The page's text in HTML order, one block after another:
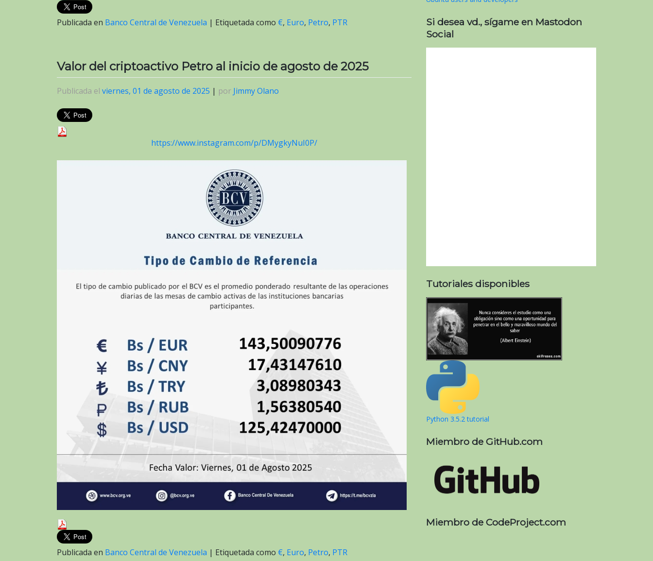
Publicada en Banco Central de Venezuela | Etiquetada como €, Euro, Petro, PTR
Valor del criptoactivo Petro al inicio de agosto de 2025
Publicada el viernes, 01 de agosto de 2025 | por Jimmy Olano
https://www.instagram.com/p/DMygkyNuI0P/
Publicada en Banco Central de Venezuela | Etiquetada como €, Euro, Petro, PTR
Si desea vd., sígame en Mastodon
Social
Tutoriales disponibles
Python 3.5.2 tutorial
Miembro de GitHub.com
Miembro de CodeProject.com